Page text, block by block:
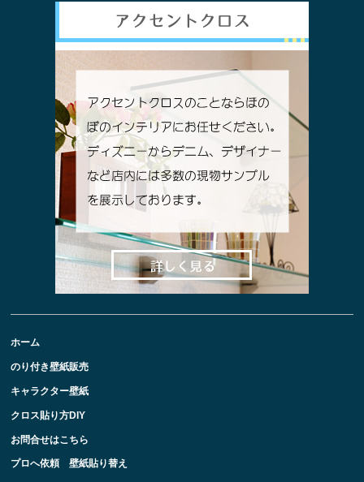
ホーム
のり付き壁紙販売
キャラクター壁紙
クロス貼り方DIY
お問合せはこちら
プロへ依頼 壁紙貼り替え